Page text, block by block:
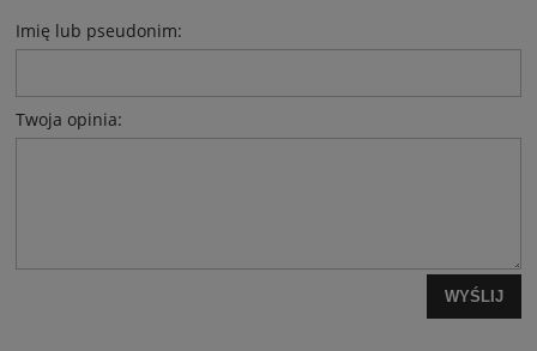
Imię lub pseudonim:
Twoja opinia:
WYŚLIJ